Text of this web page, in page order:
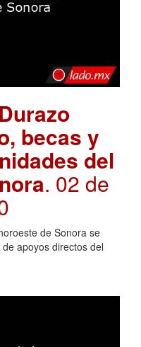
becas y
del
. 02 de
de Sonora se
apoyos directos del